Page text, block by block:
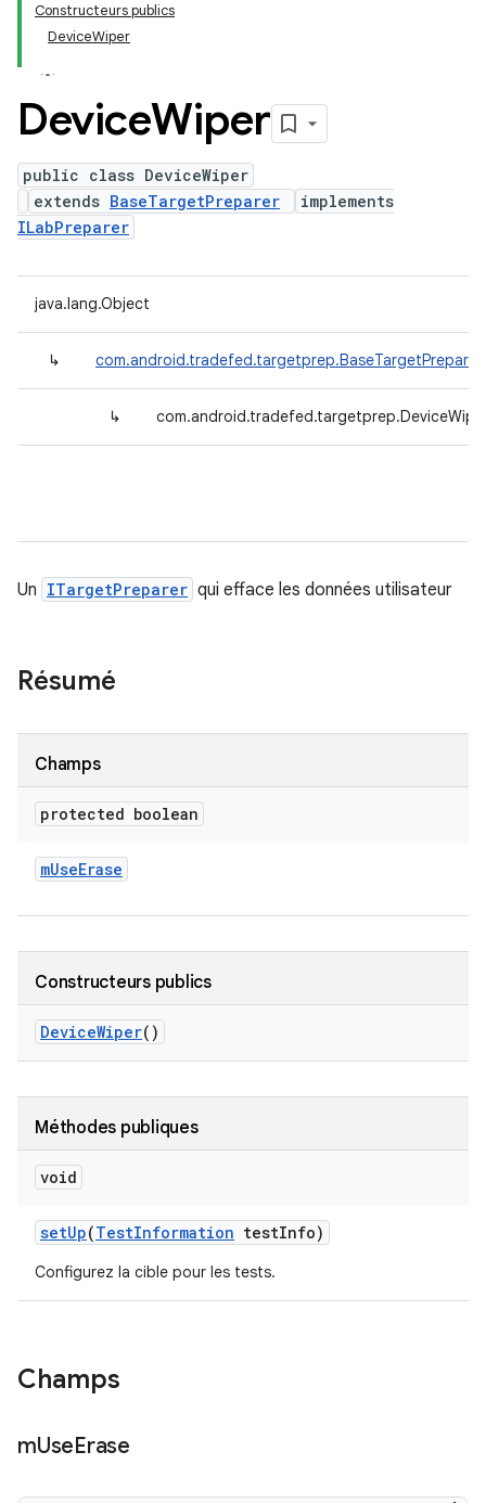
Constructeurs publics
DeviceWiper
DeviceWiper
public class DeviceWiper
extends BaseTargetPreparer
implements
ILabPreparer
java.lang.Object
↳ com.android.tradefed.targetprep.BaseTargetPreparer
↳
Un ITargetPreparer qui efface les données utilisateur
Résumé
Champs
protected boolean
mUseErase
Constructeurs publics
DeviceWiper()
Méthodes publiques
void
setUp(TestInformation testInfo)
Configurez la cible pour les tests.
Champs
mUseErase